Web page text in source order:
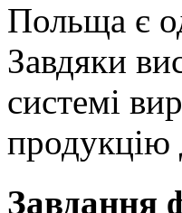
Польща є
Завдяки
системі
продукцію
Завдання